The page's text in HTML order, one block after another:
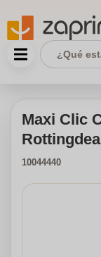
Maxi Clic
10044440